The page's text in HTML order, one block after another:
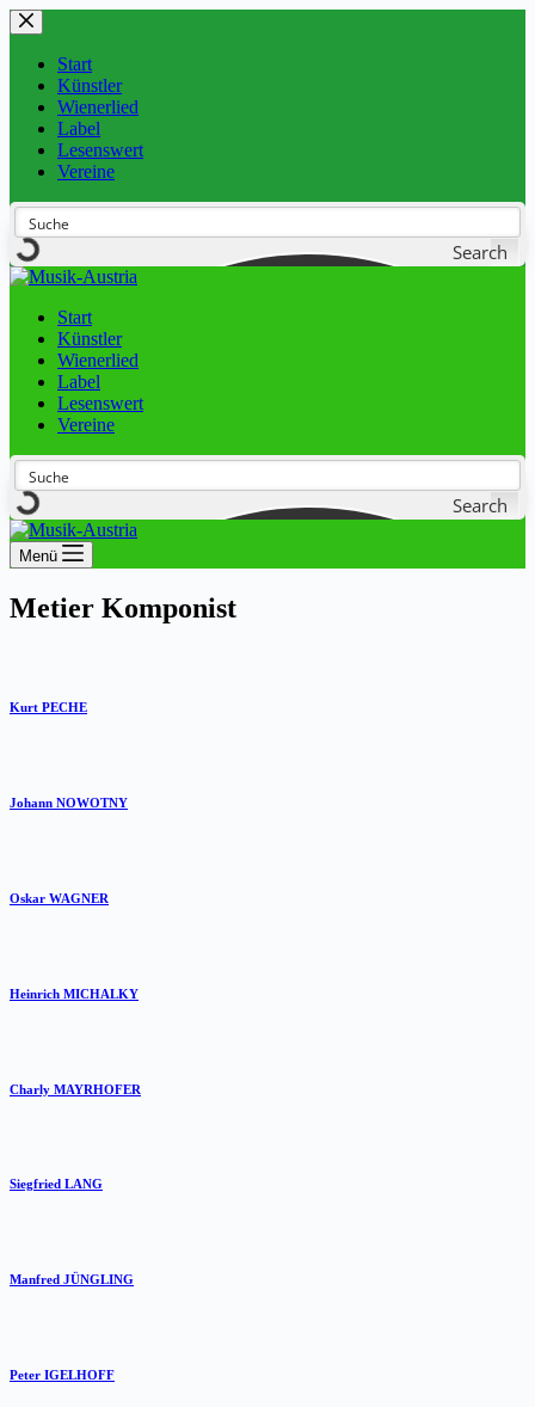
Start
Künstler
Wienerlied
Label
Lesenswert
Vereine
Search
Start
Künstler
Wienerlied
Label
Lesenswert
Vereine
Search
Menü
Metier Komponist
Kurt PECHE
Johann NOWOTNY
Oskar WAGNER
Heinrich MICHALKY
Charly MAYRHOFER
Siegfried LANG
Manfred JÜNGLING
Peter IGELHOFF